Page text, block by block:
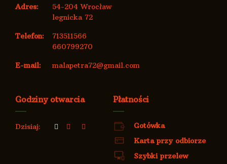
Adres:
54-204 Wrocław
legnicka 72
Telefon:
713511566
660799270
E-mail: malapetra72@gmail.com
Godziny otwarcia
Dzisiaj:
Płatności
Gotówka
Karta przy odbiorze
Szybki przelew